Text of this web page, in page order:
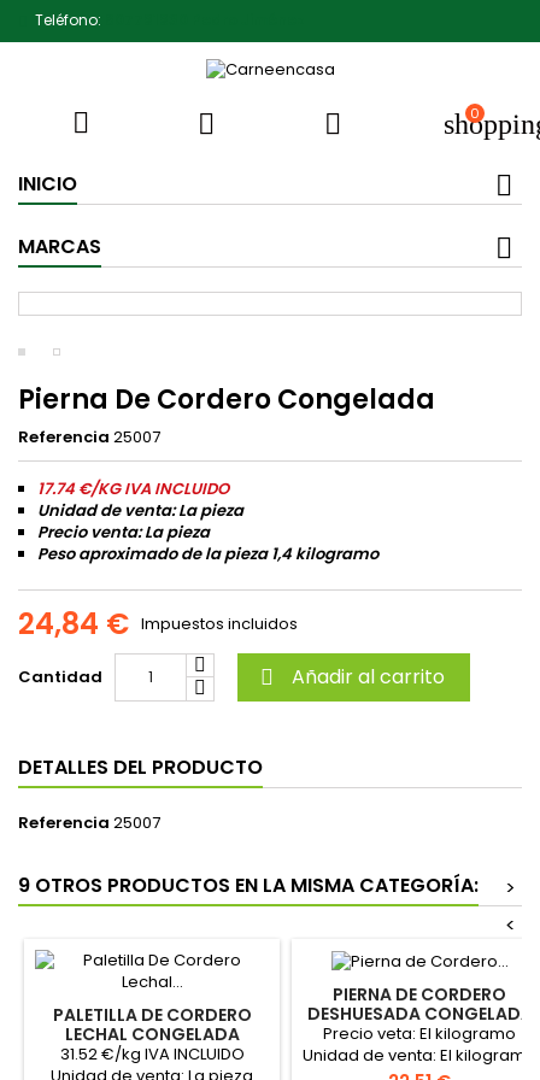
Teléfono:
   0
INICIO
MARCAS
Pierna De Cordero Congelada
Referencia 25007
17.74 €/KG IVA INCLUIDO
Unidad de venta: La pieza
Precio venta: La pieza
Peso aproximado de la pieza 1,4 kilogramo
24,84 € Impuestos incluidos
Cantidad  Añadir al carrito
DETALLES DEL PRODUCTO
Referencia 25007
9 OTROS PRODUCTOS EN LA MISMA CATEGORÍA:
>
<
PALETILLA DE CORDERO
LECHAL CONGELADA
31.52 €/kg IVA INCLUIDO
PIERNA DE CORDERO
DESHUESADA CONGELADA
HALAL
Precio veta: El kilogramo
Unidad de venta: El kilogramo